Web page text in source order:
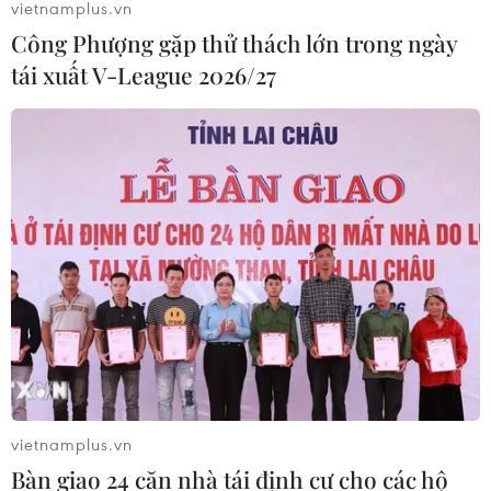
Động đất mạnh làm rung chuyển
miền Nam Philippines
05/08/2026 05:29
Thời tiết miền Bắc sẽ ảnh
hưởng ra sao khi bão số 3 Kujira đi
vào Biển Đông?
05/08/2026 04:56
Áp thấp nhiệt đới mạnh lên thành
bão số 3, vùng ven biển không bị ảnh
hưởng
vietnamplus.vn
Công Phượng gặp thử thách lớn trong ngày
tái xuất V-League 2026/27
vietnamplus.vn
Bàn giao 24 căn nhà tái định cư cho các hộ